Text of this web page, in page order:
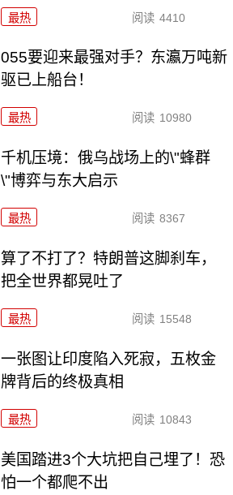
最热 阅读 4410
055要迎来最强对手？东瀛万吨新
驱已上船台！
最热 阅读 10980
千机压境：俄乌战场上的\"蜂群
\"博弈与东大启示
最热 阅读 8367
算了不打了？特朗普这脚刹车，
把全世界都晃吐了
最热 阅读 15548
一张图让印度陷入死寂，五枚金
牌背后的终极真相
最热 阅读 10843
美国踏进3个大坑把自己埋了！恐
怕一个都爬不出